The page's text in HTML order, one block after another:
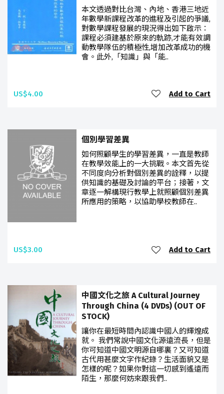
本文透過對比台灣、內地、香港三地近
年數學新課程改革的進程及引起的爭議,
對數學課程發展的現況得出如下啟示：
課程必須建基於原來的軌跡,才能有效調
動教學隊伍的積極性,增加改革成功的機
會。此外,「知識」與「能..
US$4.00 Add to Cart
個別學習差異
如何照顧學生的學習差異，一直是教師
在教學效能上的一大挑戰。本文首先從
不同度向分析對個別差異的詮釋，以提
供知識的基礎及討論的平台；接著，文
章逐一解構現行教學上就照顧個別差異
所應用的策略，以協助學校教師在..
US$3.00 Add to Cart
中國文化之旅 A Cultural Journey
Through China (4 DVDs) (OUT OF
STOCK)
讓你在最短時間內認識中國人的輝煌成
就。 我們常說中國文化源遠流長，但是
你可知道中國文明源自哪裏？又可知道
古代用甚麼文字作紀錄？生活面貌又是
怎樣的呢？如果你對這一切感到遙遠而
陌生，那麼何妨來跟我們..